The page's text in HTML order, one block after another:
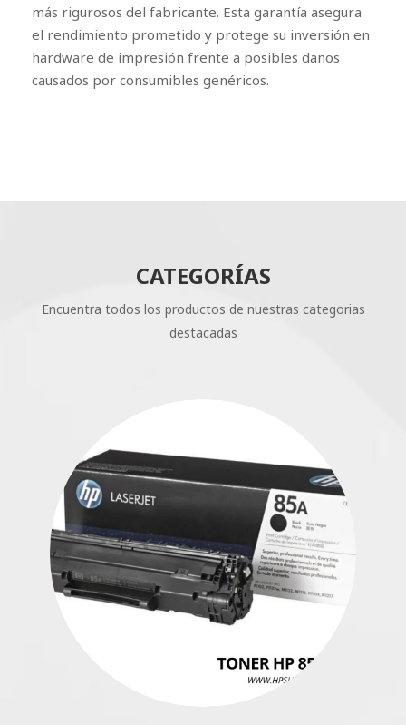
más rigurosos del fabricante. Esta garantía asegura
el rendimiento prometido y protege su inversión en
hardware de impresión frente a posibles daños
causados por consumibles genéricos.
CATEGORÍAS
Encuentra todos los productos de nuestras categorias
destacadas